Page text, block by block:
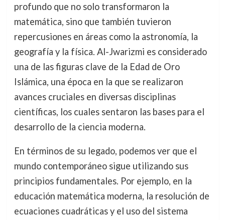
profundo que no solo transformaron la
matemática, sino que también tuvieron
repercusiones en áreas como la astronomía, la
geografía y la física. Al-Jwarizmi es considerado
una de las figuras clave de la Edad de Oro
Islámica, una época en la que se realizaron
avances cruciales en diversas disciplinas
científicas, los cuales sentaron las bases para el
desarrollo de la ciencia moderna.
En términos de su legado, podemos ver que el
mundo contemporáneo sigue utilizando sus
principios fundamentales. Por ejemplo, en la
educación matemática moderna, la resolución de
ecuaciones cuadráticas y el uso del sistema